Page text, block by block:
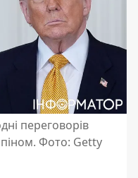
переговорів
Фото: Getty